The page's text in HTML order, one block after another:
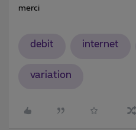
merci
debit internet
variation